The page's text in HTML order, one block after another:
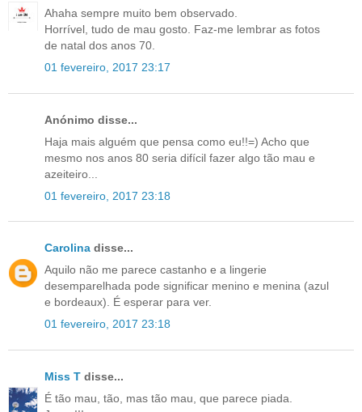
Ahaha sempre muito bem observado.
Horrível, tudo de mau gosto. Faz-me lembrar as fotos
de natal dos anos 70.
01 fevereiro, 2017 23:17
Anónimo disse...
Haja mais alguém que pensa como eu!!=) Acho que
mesmo nos anos 80 seria difícil fazer algo tão mau e
azeiteiro...
01 fevereiro, 2017 23:18
Carolina disse...
Aquilo não me parece castanho e a lingerie
desemparelhada pode significar menino e menina (azul
e bordeaux). É esperar para ver.
01 fevereiro, 2017 23:18
Miss T disse...
É tão mau, tão, mas tão mau, que parece piada.